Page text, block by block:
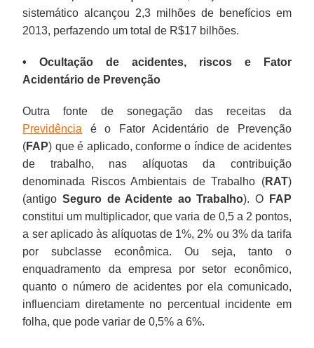
sistemático alcançou 2,3 milhões de benefícios em
2013, perfazendo um total de R$17 bilhões.
• Ocultação de acidentes, riscos e Fator
Acidentário de Prevenção
Outra fonte de sonegação das receitas da
Previdência é o Fator Acidentário de Prevenção
(FAP) que é aplicado, conforme o índice de acidentes
de trabalho, nas alíquotas da contribuição
denominada Riscos Ambientais de Trabalho (RAT)
(antigoSeguro de Acidente ao Trabalho). O
FAP
constitui um multiplicador, que varia de 0,5 a 2 pontos,
a ser aplicado às alíquotas de 1%, 2% ou 3% da tarifa
por subclasse econômica. Ou seja, tanto o
enquadramento da empresa por setor econômico,
quanto o número de acidentes por ela comunicado,
influenciam diretamente no percentual incidente em
folha, que pode variar de 0,5% a 6%.